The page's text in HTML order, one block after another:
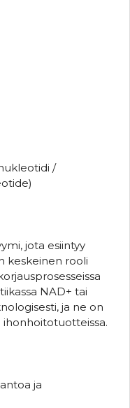
/
jota esiintyy
keskeinen rooli
NAD+ tai
ja ne on
ja